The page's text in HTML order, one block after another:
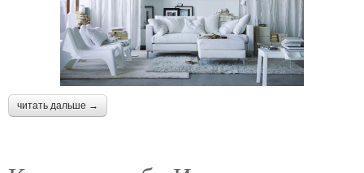
читать дальше →